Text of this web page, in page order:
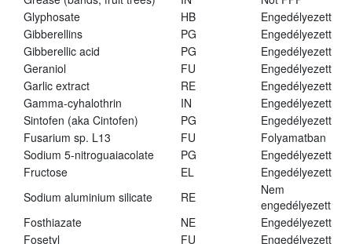
Glyphosate
HB
Engedélyezett
Gibberellins
PG
Engedélyezett
Gibberellic acid
PG
Engedélyezett
Geraniol
FU
Engedélyezett
Garlic extract
RE
Engedélyezett
Gamma-cyhalothrin
IN
Engedélyezett
Sintofen (aka Cintofen)
PG
Engedélyezett
Fusarium sp. L13
FU
Folyamatban
Sodium 5-nitroguaiacolate
PG
Engedélyezett
Fructose
EL
Engedélyezett
Sodium aluminium silicate
RE
Nem
engedélyezett
Fosthiazate
NE
Engedélyezett
Fosetyl
FU
Engedélyezett